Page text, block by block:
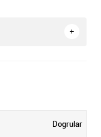
Dogrular